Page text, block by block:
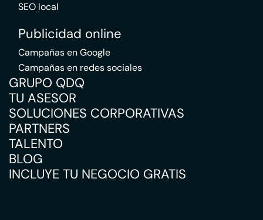
SEO local
Publicidad online
Campañas en Google
Campañas en redes sociales
GRUPO QDQ
TU ASESOR
SOLUCIONES CORPORATIVAS
PARTNERS
TALENTO
BLOG
INCLUYE TU NEGOCIO GRATIS